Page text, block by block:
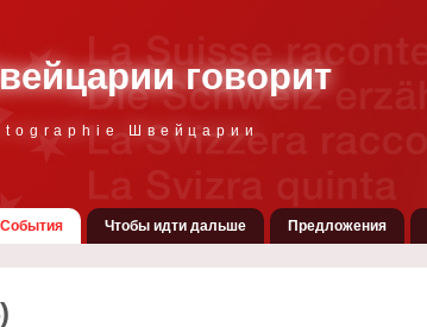
говорит
Швейцарии
События Чтобы идти дальше Предложения